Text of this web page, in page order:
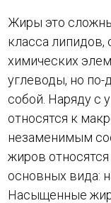
Жиры это
класса липидов,
химических
углеводы, но
собой. Наряду с
относятся к
незаменимым
жиров
основных вида:
Насыщенные